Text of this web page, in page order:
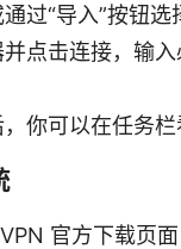
过“导入”按钮选
点击连接，输
你可以在任务栏
官方下载页